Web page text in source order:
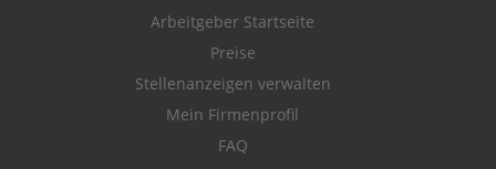
Arbeitgeber Startseite
Preise
Stellenanzeigen verwalten
Mein Firmenprofil
FAQ